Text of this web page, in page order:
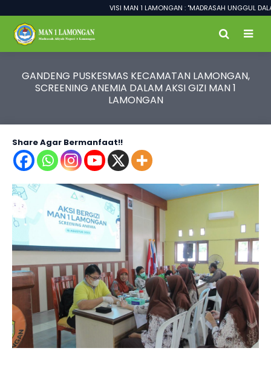
VISI MAN 1 LAMONGAN : "MADRASAH UNGGUL DALAM
GANDENG PUSKESMAS KECAMATAN LAMONGAN,
SCREENING ANEMIA DALAM AKSI GIZI MAN 1
LAMONGAN
Share Agar Bermanfaat!!